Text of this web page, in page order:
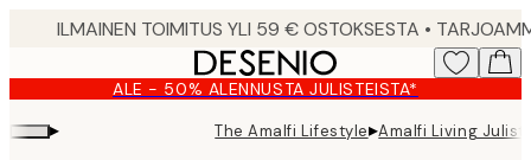
content.
ALE - 50% ALENNUSTA JULISTEISTA*
▸ The Amalfi Lifestyle▸Amalfi Living